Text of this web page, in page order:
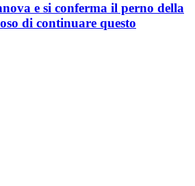
e si conferma il perno della
di continuare questo